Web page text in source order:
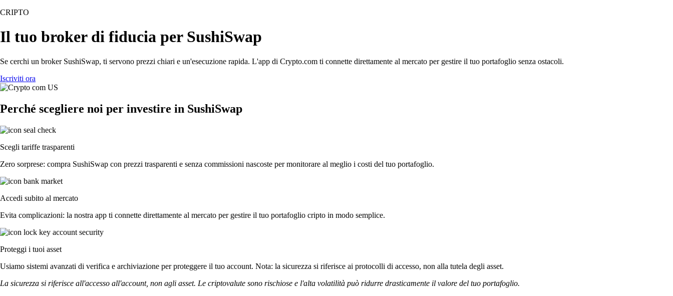
CRIPTO
Il tuo broker di fiducia per SushiSwap
Se cerchi un broker SushiSwap, ti servono prezzi chiari e un'esecuzione rapida. L'app di Crypto.com ti connette direttamente al mercato per gestire il tuo portafoglio senza ostacoli.
Iscriviti ora
Perché scegliere noi per investire in SushiSwap
Scegli tariffe trasparenti
Zero sorprese: compra SushiSwap con prezzi trasparenti e senza commissioni nascoste per monitorare al meglio i costi del tuo portafoglio.
Accedi subito al mercato
Evita complicazioni: la nostra app ti connette direttamente al mercato per gestire il tuo portafoglio cripto in modo semplice.
Proteggi i tuoi asset
Usiamo sistemi avanzati di verifica e archiviazione per proteggere il tuo account. Nota: la sicurezza si riferisce ai protocolli di accesso, non alla tutela degli asset.
La sicurezza si riferisce all'accesso all'account, non agli asset. Le criptovalute sono rischiose e l'alta volatilità può ridurre drasticamente il valore del tuo portafoglio.